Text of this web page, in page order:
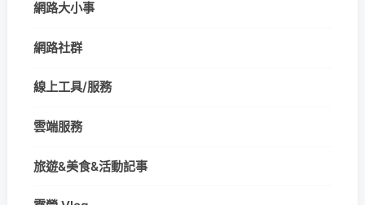
網路大小事
網路社群
線上工具/服務
雲端服務
旅遊&美食&活動記事